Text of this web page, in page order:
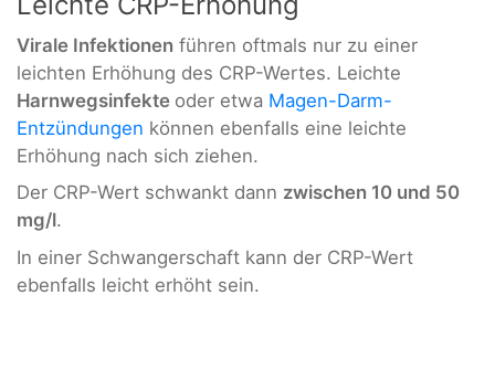
Virale Infektionen führen oftmals nur zu einer
leichten Erhöhung des CRP-Wertes. Leichte
Harnwegsinfekte oder etwa Magen-Darm-
Entzündungen können ebenfalls eine leichte
Erhöhung nach sich ziehen.
Der CRP-Wert schwankt dann zwischen 10 und 50
mg/l.
In einer Schwangerschaft kann der CRP-Wert
ebenfalls leicht erhöht sein.